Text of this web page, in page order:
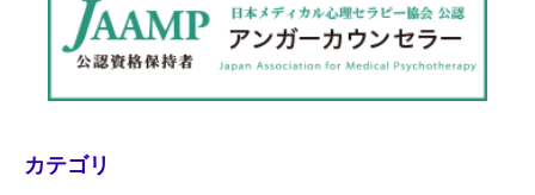
カテゴリ